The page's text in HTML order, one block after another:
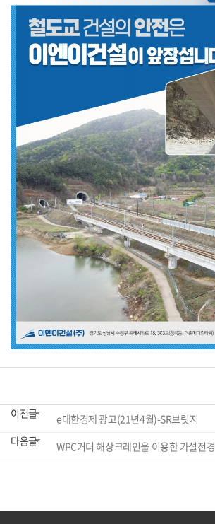
이전글
e대한경제 광고(21년4월)-SR브릿지
다음글
WPC거더 해상크레인을 이용한 가설전경